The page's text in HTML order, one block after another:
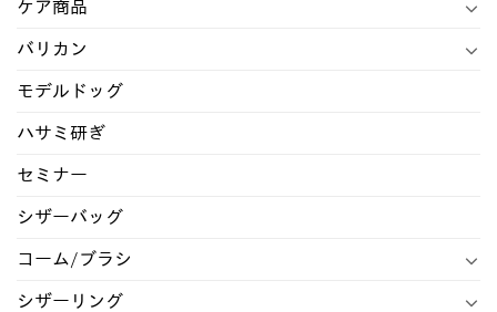
ケア商品
バリカン
モデルドッグ
ハサミ研ぎ
セミナー
シザーバッグ
コーム/ブラシ
シザーリング